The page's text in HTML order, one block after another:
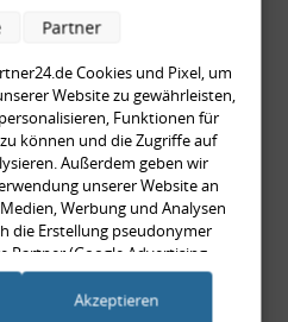
49335
MAPCO
4043605893505
30,90 €
30,90 € pro Stück
inkl. gesetzl. MwSt., zzgl.Versandkosten
Verfügbar Lieferzeit: 1-2 Tage
Artikel
Cookies und Pixel, um
Website zu gewährleisten,
Funktionen für
können und die Zugriffe auf
Außerdem geben wir
unserer Website an
Werbung und Analysen
die Erstellung pseudonymer
Partner (Google Advertising
möglicherweise mit
Sie ihnen bereitgestellt haben
Partner
Akzeptieren